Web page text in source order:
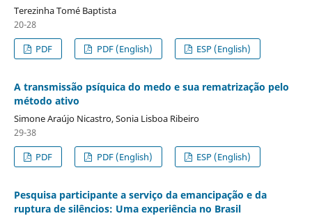
Terezinha Tomé Baptista
20-28
PDF
PDF (English) ESP (English)
A transmissão psíquica do medo e sua rematrização pelo
método ativo
Simone Araújo Nicastro, Sonia Lisboa Ribeiro
29-38
PDF
PDF (English) ESP (English)
Pesquisa participante a serviço da emancipação e da
ruptura de silêncios: Uma experiência no Brasil